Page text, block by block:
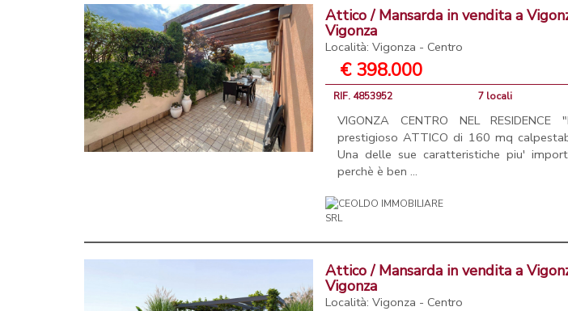
Attico / Mansarda in vendita a
Vigonza
Località: Vigonza - Centro
€ 398.000
RIF. 4853952 7 locali
VIGONZA CENTRO NEL
prestigioso ATTICO di 160 mq
Una delle sue caratteristiche piu'
perchè è ben ...
Attico / Mansarda in vendita a
Vigonza
Località: Vigonza - Centro